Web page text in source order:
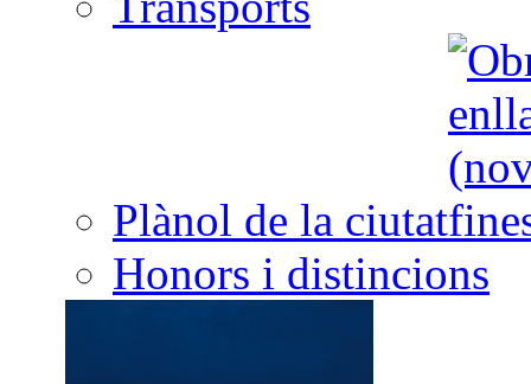
Plànol de la ciutat
Honors i distincions